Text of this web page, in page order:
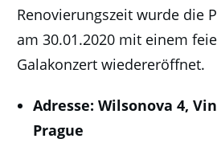
Renovierungszeit wurde die
am 30.01.2020 mit einem
Galakonzert wiedereröffnet.
Adresse: Wilsonova 4,
Prague